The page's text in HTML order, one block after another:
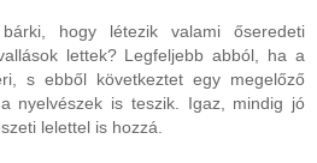
hogy létezik valami őseredeti
lettek? Legfeljebb abból, ha a
s ebből következtet egy megelőző
nyelvészek is teszik. Igaz, mindig jó
lelettel is hozzá.